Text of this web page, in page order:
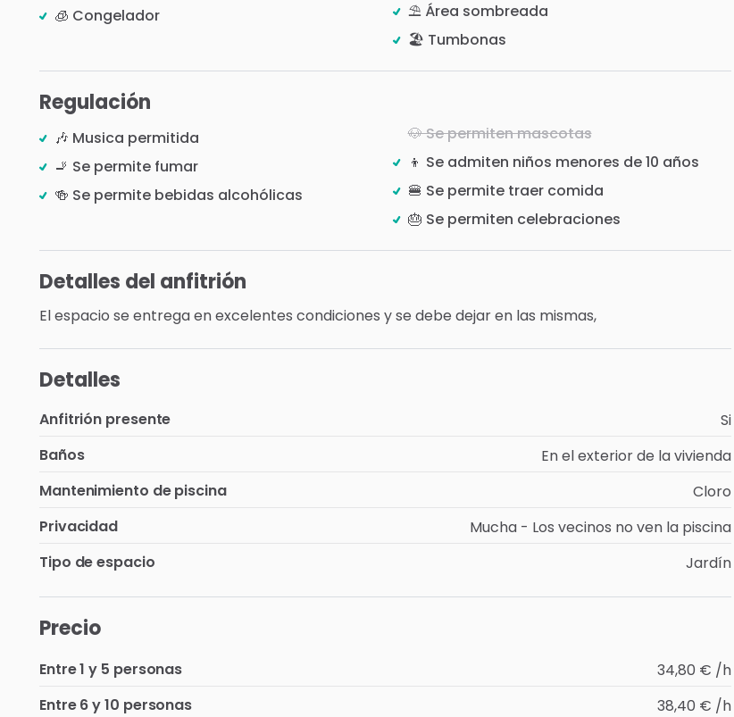
🧊 Congelador
⛱️ Área sombreada
🏖️ Tumbonas
Regulación
🎶 Musica permitida
🚬 Se permite fumar
🍻 Se permite bebidas alcohólicas
🐶 Se permiten mascotas
👦 Se admiten niños menores de 10 años
🍔 Se permite traer comida
🎂 Se permiten celebraciones
Detalles del anfitrión
Elespacio se entregaenexcelentes condiciones yse debe dejaren las mismas,
Detalles
Anfitrión presente
Si
Baños
En el exterior de la vivienda
Mantenimiento de piscina
Cloro
Privacidad
Mucha - Los vecinos no ven la piscina
Tipo de espacio
Jardín
Precio
Entre 1 y 5 personas
34,80 € /h
Entre 6 y 10 personas
38,40 € /h